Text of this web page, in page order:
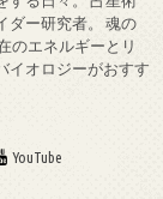
ダー研究者。 魂の
のエネルギーとリ
イオロジーがおすす
YouTube